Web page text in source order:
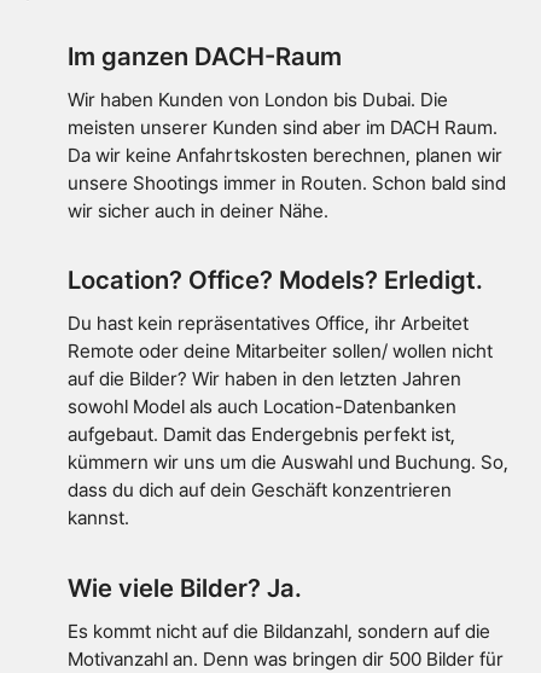
Im ganzen DACH-Raum
Wir haben Kunden von London bis Dubai. Die
meisten unserer Kunden sind aber im DACH Raum.
Da wir keine Anfahrtskosten berechnen, planen wir
unsere Shootings immer in Routen. Schon bald sind
wir sicher auch in deiner Nähe.
Location? Office? Models? Erledigt.
Du hast kein repräsentatives Office, ihr Arbeitet
Remote oder deine Mitarbeiter sollen/ wollen nicht
auf die Bilder? Wir haben in den letzten Jahren
sowohl Model als auch Location-Datenbanken
aufgebaut. Damit das Endergebnis perfekt ist,
kümmern wir uns um die Auswahl und Buchung. So,
dass du dich auf dein Geschäft konzentrieren
kannst.
Wie viele Bilder? Ja.
Es kommt nicht auf die Bildanzahl, sondern auf die
Motivanzahl an. Denn was bringen dir 500 Bilder für